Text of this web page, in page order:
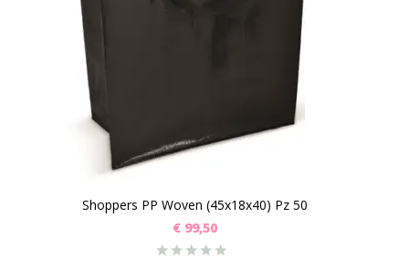
Shoppers PP Woven (45x18x40) Pz 50
€ 99,50